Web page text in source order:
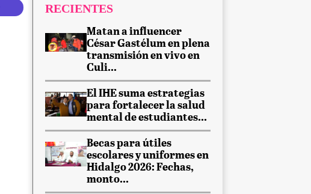
RECIENTES
Matan a influencer
César Gastélum en plena
transmisión en vivo en
Culi...
El IHE suma estrategias
para fortalecer la salud
mental de estudiantes...
Becas para útiles
escolares y uniformes en
Hidalgo 2026: Fechas,
monto...